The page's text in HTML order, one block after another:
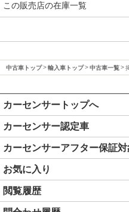
この販売店の在庫一覧
中古車トップ 輸入車トップ 中古車一覧
カーセンサートップへ
カーセンサー認定車
カーセンサーアフター保証
お気に入り
閲覧履歴